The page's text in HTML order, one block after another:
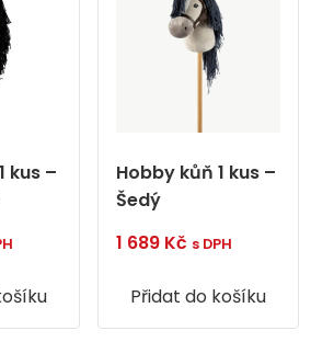
kus –
Hobby kůň 1 kus –
Šedý
1 689 Kč s DPH
Přidat do košíku